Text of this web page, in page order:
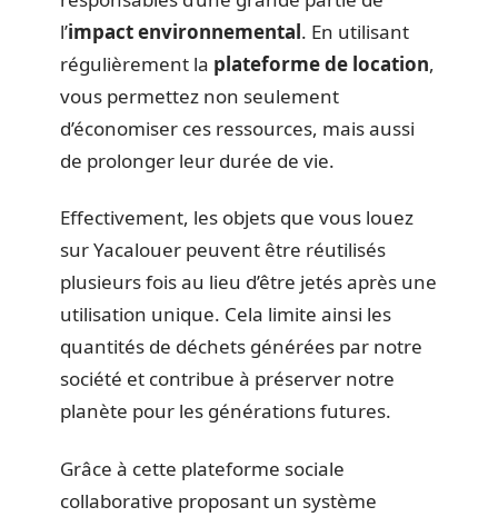
l’impact environnemental. En utilisant
régulièrement la plateforme de location,
vous permettez non seulement
d’économiser ces ressources, mais aussi
de prolonger leur durée de vie.
Effectivement, les objets que vous louez
sur Yacalouer peuvent être réutilisés
plusieurs fois au lieu d’être jetés après une
utilisation unique. Cela limite ainsi les
quantités de déchets générées par notre
société et contribue à préserver notre
planète pour les générations futures.
Grâce à cette plateforme sociale
collaborative proposant un système